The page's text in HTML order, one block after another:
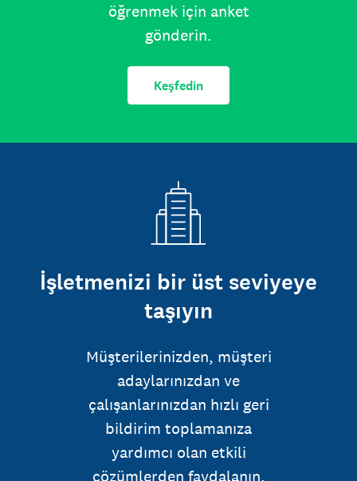
öğrenmek için anket
gönderin.
Keşfedin
İşletmenizi bir üst seviyeye
taşıyın
Müşterilerinizden, müşteri
adaylarınızdan ve
çalışanlarınızdan hızlı geri
bildirim toplamanıza
yardımcı olan etkili
çözümlerden faydalanın.